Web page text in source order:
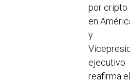
por cripto
en
y
ejecutivo
reafirma